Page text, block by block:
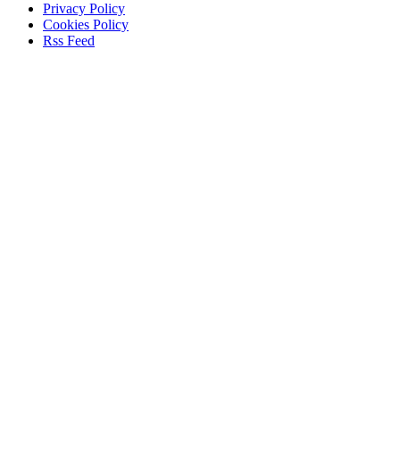
Privacy Policy
Cookies Policy
Rss Feed